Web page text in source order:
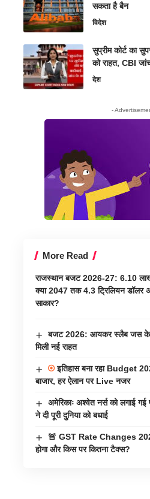
सकता है बैन
विदेश
सुप्रीम कोर्ट का
को राहत, CBI
देश
-
More Read
राजस्थान बजट 2026-27: 6.10
क्या 2047 तक 4.3 ट्रिलियन डॉलर
साकार?
बजट 2026: आयकर स्लैब जस के
मिली नई राहत
इतिहास बना रहा Budget
बाजार, हर ऐलान पर Live नजर
अमेरिकाः अश्वेत नर्स को लगाई गई
ने दी पूरी दुनिया को बधाई
🚨 GST Rate Changes
होगा और किस पर कितना टैक्स?